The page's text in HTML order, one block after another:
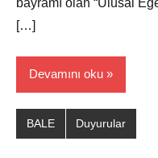
[…]
Devamını oku
BALE Duyurular